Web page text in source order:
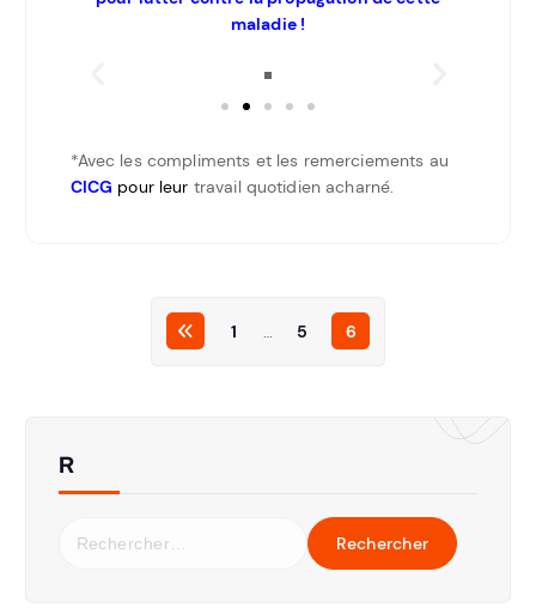
maladie !
*Avec les compliments et les remerciements au
CICG pour leur travail quotidien acharné.
1 … 5 6
R